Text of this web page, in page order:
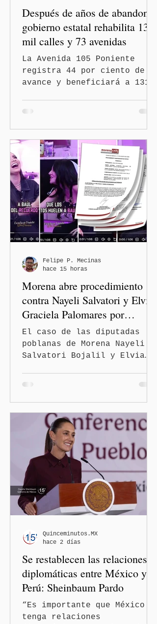
Después de años de abandono,
gobierno estatal rehabilita 13
mil calles y 73 avenidas
La Avenida 105 Poniente
registra 44 por ciento de
avance y beneficiará a 131
73 avenidas durante 2026,
el gobernador Alejandro
Armenta Mier supervisó la
rehabilitación de la
Avenida 105 Poniente, obra
que registra 44 por ciento
de avance y forma parte del
programa estatal para
recuperar vialidades
prioritarias, fortalecer la
condiciones de seguridad de
las familias poblanas, en e
Morena abre procedimiento
contra Nayeli Salvatori y Elvia
Graciela Palomares por
discriminación y burlas
El caso de las diputadas
poblanas de Morena Nayeli
Salvatori Bojalil y Elvia
partido. La Comisión
Nacional de Honestidad y
Justicia (CNHJ) de Morena
inició formalmente un
procedimiento sancionador
de oficio contra ambas
legisladoras por las
expresiones realizadas en
el podcast DesCasadas,
luego de que sus
señalados como
discriminatorios hacia
hombres y personas adultas
mayores.
Felipe P. Mecinas
hace 15 horas
Se restablecen las relaciones
diplomáticas entre México y
Perú: Sheinbaum Pardo
“Es importante que México
tenga relaciones
Quinceminutos.MX
hace 2 días